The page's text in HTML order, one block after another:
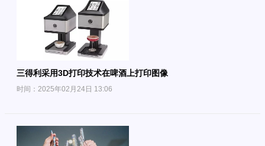
三得利采用3D打印技术在啤酒上打印图像
时间：2025年02月24日 13:06